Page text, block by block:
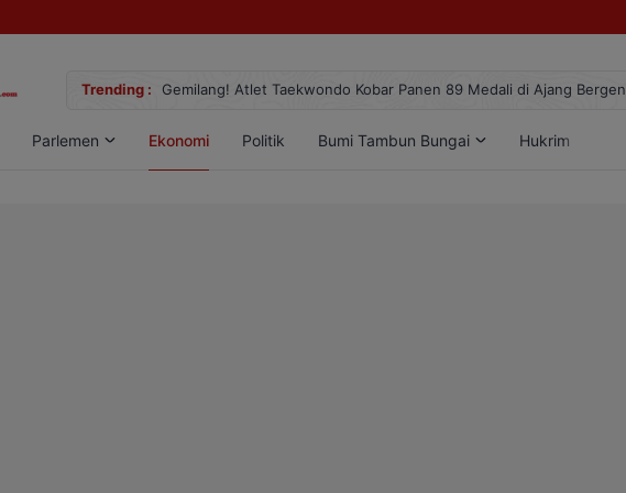
Trending : Gemilang! Atlet Taekwondo Kobar Panen 89 Medali di Ajang
Parlemen Ekonomi Politik Bumi Tambun Bungai Hukrim